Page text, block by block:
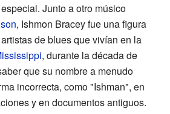
Junto a otro músico
, Ishmon Bracey fue una figura
de blues que vivían en la
, durante la década de
que su nombre a menudo
incorrecta, como "Ishman", en
y en documentos antiguos.